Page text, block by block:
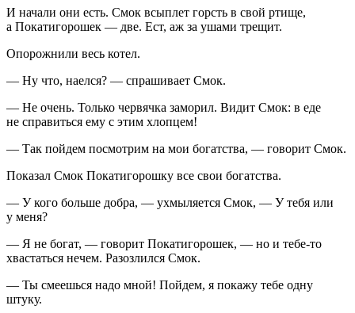
И начали они есть. Смок всыплет горсть в свой ртище,
а Покатигорошек — две. Ест, аж за ушами трещит.
Опорожнили весь котел.
— Ну что, наелся? — спрашивает Смок.
— Не очень. Только червячка заморил. Видит Смок: в еде
не справиться ему с этим хлопцем!
— Так пойдем посмотрим на мои богатства, — говорит Смок.
Показал Смок Покатигорошку все свои богатства.
— У кого больше добра, — ухмыляется Смок, — У тебя или
у меня?
— Я не богат, — говорит Покатигорошек, — но и тебе-то
хвастаться нечем. Разозлился Смок.
— Ты смеешься надо мной! Пойдем, я покажу тебе одну
штуку.